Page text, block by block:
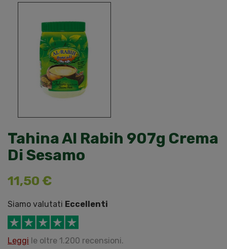
Tahina Al Rabih 907g Crema
Di Sesamo
11,50 €
Siamo valutati Eccellenti
Leggi le oltre 1.200 recensioni.